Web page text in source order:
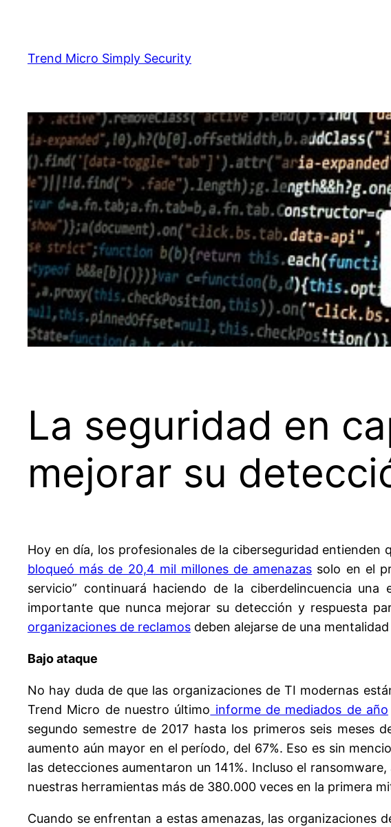
content
Trend Micro Simply Security
La seguridad en
mejorar su
Hoy en día, los profesionales de la ciberseguridad
bloqueó más de 20,4 mil millones de amenazas solo en el
servicio” continuará haciendo de la ciberdelincuencia
importante que nunca mejorar su detección y respuesta
organizaciones de reclamos deben alejarse de una
Bajo ataque
No hay duda de que las organizaciones de TI modernas
Trend Micro de nuestro último informe de mediados de año
segundo semestre de 2017 hasta los primeros seis meses
aumento aún mayor en el período, del 67%. Eso es sin
las detecciones aumentaron un 141%. Incluso el
nuestras herramientas más de 380.000 veces en la primera
Cuando se enfrentan a estas amenazas, las organizaciones